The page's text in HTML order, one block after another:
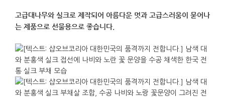
고급대나무와 실크로 제작되어 아름다운 멋과 고급스러움이 묻어나
는 제품으로 선물용으로 좋습니다.